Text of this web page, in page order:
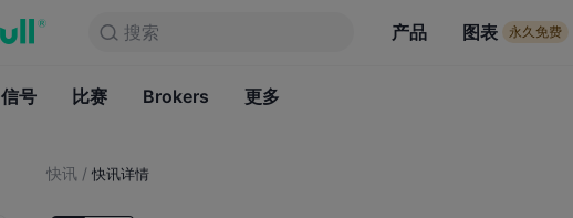
搜索 产品 图表 永久免费
资讯 信号
信号 比赛 Brokers 更多
快讯 / 快讯详情